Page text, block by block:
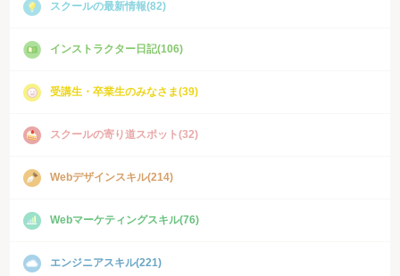
スクールの最新情報(82)
インストラクター日記(106)
受講生・卒業生のみなさま(39)
スクールの寄り道スポット(32)
Webデザインスキル(214)
Webマーケティングスキル(76)
エンジニアスキル(221)